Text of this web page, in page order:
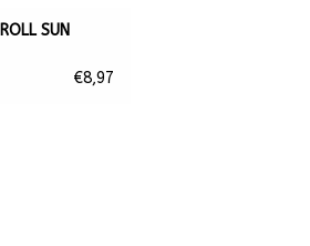
SUN
€8,97